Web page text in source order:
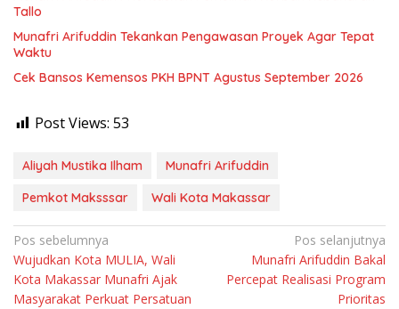
Tallo
Munafri Arifuddin Tekankan Pengawasan Proyek Agar Tepat
Waktu
Cek Bansos Kemensos PKH BPNT Agustus September 2026
Post Views: 53
Aliyah Mustika Ilham
Munafri Arifuddin
Pemkot Maksssar
Wali Kota Makassar
Navigasi
pos
Pos sebelumnya
Wujudkan Kota MULIA, Wali
Kota Makassar Munafri Ajak
Masyarakat Perkuat Persatuan
Pos selanjutnya
Munafri Arifuddin Bakal
Percepat Realisasi Program
Prioritas